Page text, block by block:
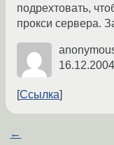
подрехтовать,
прокси сервера.
Ссылка
←